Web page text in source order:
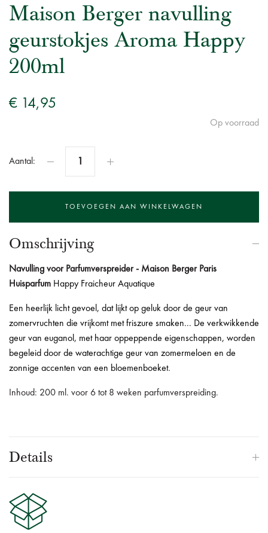
Maison Berger navulling
geurstokjes Aroma Happy
200ml
€ 14,95
Op voorraad
Aantal:
Omschrijving
Navulling voor Parfumverspreider - Maison Berger Paris
Huisparfum Happy Fraicheur Aquatique
Een heerlijk licht gevoel, dat lijkt op geluk door de geur van
zomervruchten die vrijkomt met friszure smaken... De verkwikkende
geur van euganol, met haar oppeppende eigenschappen, worden
begeleid door de waterachtige geur van zomermeloen en de
zonnige accenten van een bloemenboeket.
Inhoud: 200 ml. voor 6 tot 8 weken parfumverspreiding.
Details